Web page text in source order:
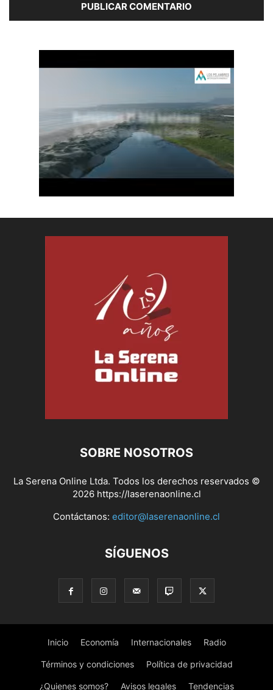
SOBRE NOSOTROS
La Serena Online Ltda. Todos los derechos reservados ©
2026 https://laserenaonline.cl
Contáctanos: editor@laserenaonline.cl
SÍGUENOS
Inicio Economía Internacionales Radio
Términos y condiciones Política de privacidad
¿Quienes somos? Avisos legales Tendencias